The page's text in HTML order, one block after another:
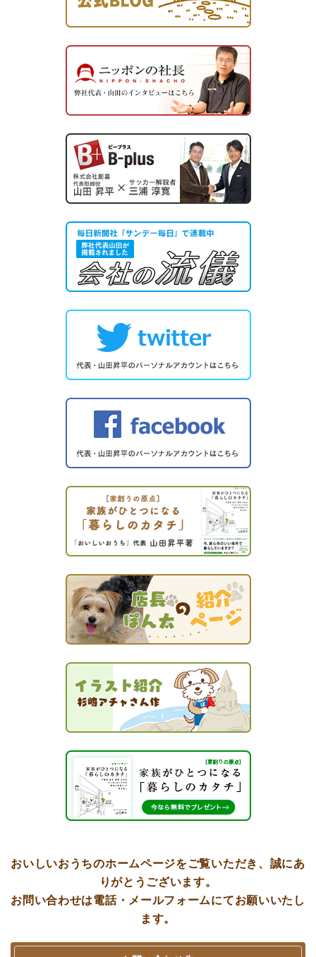
おいしいおうちのホームページをご覧いただき、誠にあ
りがとうございます。
お問い合わせは電話・メールフォームにてお願いいたし
ます。